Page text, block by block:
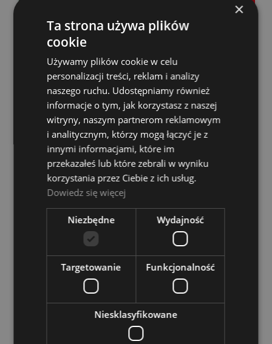
Gryzak - Yamaha Mouthpiece Patch 0,5mm M
Dostępność:
×
Ta strona używa plików
cookie
Używamy plików cookie w celu
personalizacji treści, reklam i analizy
naszego ruchu. Udostępniamy również
informacje o tym, jak korzystasz z naszej
witryny, naszym partnerom reklamowym
i analitycznym, którzy mogą łączyć je z
innymi informacjami, które im
przekazałeś lub które zebrali w wyniku
korzystania przez Ciebie z ich usług.
Dowiedz się więcej
Niezbędne Wydajność
Targetowanie Funkcjonalność
Niesklasyfikowane